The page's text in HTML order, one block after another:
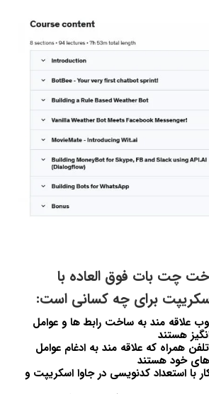
چت بات فوق العاده با
علاقه مند به ساخت رابط ها و عوامل
هستند
همراه که علاقه مند به ادغام عوامل
های خود هستند
با استعداد کدنویسی در جاوا اسکریپت و